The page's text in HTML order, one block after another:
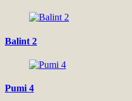
Balint 2
Pumi 4